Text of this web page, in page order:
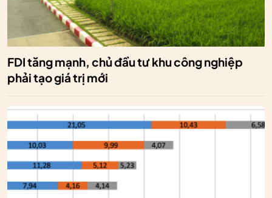
FDI tăng mạnh, chủ đầu tư khu công nghiệp
phải tạo giá trị mới